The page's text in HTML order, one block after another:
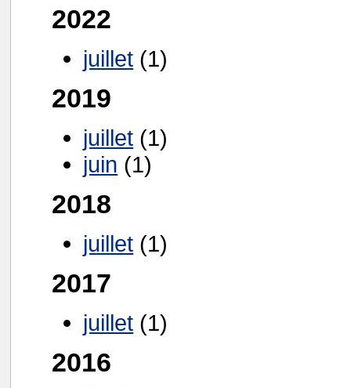
2022
juillet (1)
2019
juillet (1)
juin (1)
2018
juillet (1)
2017
juillet (1)
2016